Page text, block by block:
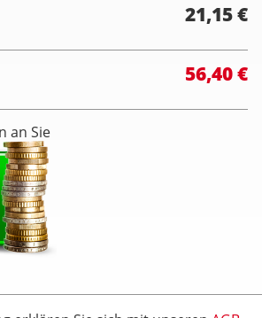
21,15 €
56,40 €
an Sie